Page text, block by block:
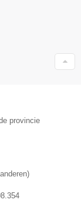
provincie
)